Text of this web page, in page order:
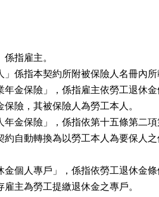
指雇主。
」係指本契約所附被保險人名冊內
年金保險」，係指雇主依勞工退休
險，其被保險人為勞工本人。
年金保險」，係指依第十五條第二
約自動轉換為以勞工本人為要保人
金個人專戶」，係指依勞工退休金
雇主為勞工提繳退休金之專戶。